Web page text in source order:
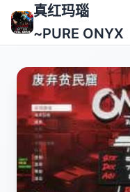
真红玛瑙
~PURE ONYX